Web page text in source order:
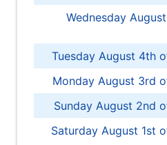
Wednesday
Tuesday August 4th
Monday August 3rd
Sunday August 2nd
Saturday August 1st